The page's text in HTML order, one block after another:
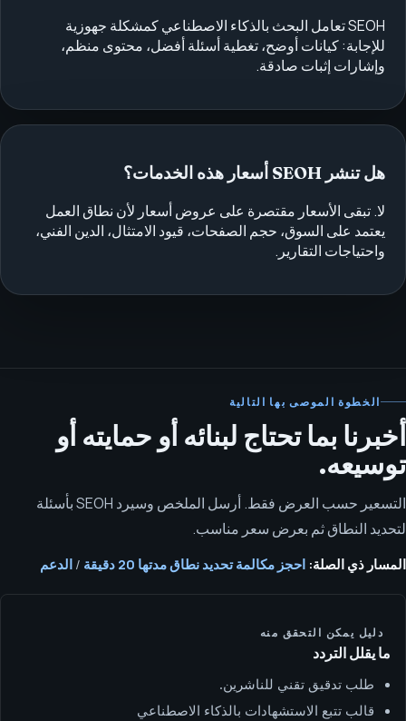
SEOH تعامل البحث بالذكاء الاصطناعي كمشكلة جهوزية
للإجابة: كيانات أوضح، تغطية أسئلة أفضل، محتوى منظم،
وإشارات إثبات صادقة.
هل تنشر SEOH أسعار هذه الخدمات؟
لا. تبقى الأسعار مقتصرة على عروض أسعار لأن نطاق العمل
يعتمد على السوق، حجم الصفحات، قيود الامتثال، الدين الفني،
واحتياجات التقارير.
الخطوة الموصى بها التالية
أخبرنا بما تحتاج لبنائه أو حمايته أو
توسيعه.
التسعير حسب العرض فقط. أرسل الملخص وسيرد SEOH بأسئلة
لتحديد النطاق ثم بعرض سعر مناسب.
المسار ذي الصلة: احجز مكالمة تحديد نطاق مدتها 20 دقيقة / الدعم
دليل يمكن التحقق منه
ما يقلل التردد
طلب تدقيق تقني للناشرين.
قالب تتبع الاستشهادات بالذكاء الاصطناعي